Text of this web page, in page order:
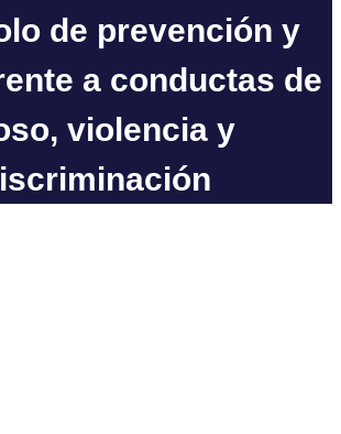
de prevención y
a conductas de
violencia y